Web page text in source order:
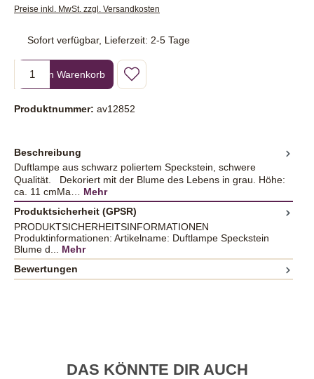
Preise inkl. MwSt. zzgl. Versandkosten
Sofort verfügbar, Lieferzeit: 2-5 Tage
Produkt Anzahl: Gib den gewünschten Wert ein oder benutze die
In den Warenkorb
Produktnummer: av12852
Beschreibung
Duftlampe aus schwarz poliertem Speckstein, schwere
Qualität. Dekoriert mit der Blume des Lebens in grau. Höhe:
ca. 11 cmMa… Mehr
Produktsicherheit (GPSR)
PRODUKTSICHERHEITSINFORMATIONEN
Produktinformationen: Artikelname: Duftlampe Speckstein
Blume d... Mehr
Bewertungen
DAS KÖNNTE DIR AUCH